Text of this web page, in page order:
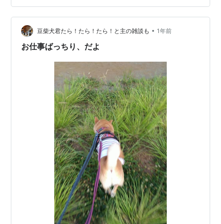
歩とは違い、明るい外を歩くのはほんと気持ちがいい👍
一人散歩だから周りへの注意はいつも以上に気を使って
いるけど、安全なところでは落ち着いてゆっくりシャッ
ターチャンス待ち。 この枝が気になるようで集中的…
豆柴犬君たら！たら！たら！と主の雑談も • 1年前
お仕事ばっちり、だよ